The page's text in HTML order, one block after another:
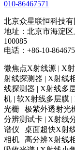
010-86467571
北京众星联恒科技
地址：北京市海淀
100085
电话：+86-10-
微焦点X射线源 | X
射线探测器 | X射线
线探测器 | X射线多
机 | 软X射线多层膜
光栅 | 极紫外透射光
分辨测试卡 | X射线
谱仪 | 桌面超快X射
相机 | 高分辨X射线